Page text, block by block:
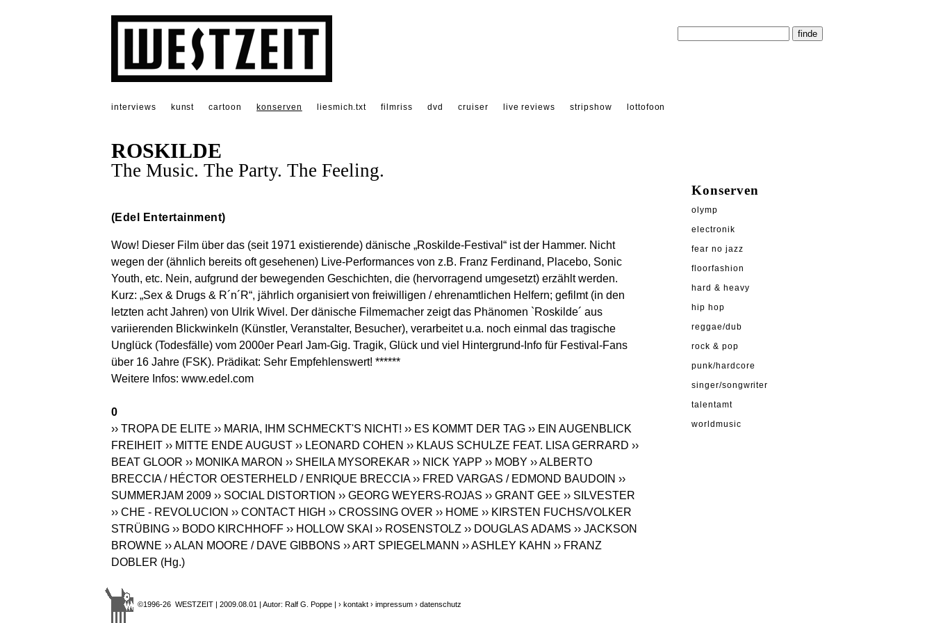
interviews kunst cartoon konserven liesmich.txt filmriss dvd cruiser live reviews stripshow lottofoon
ROSKILDE
The Music. The Party. The Feeling.
(Edel Entertainment)
Wow! Dieser Film über das (seit 1971 existierende) dänische „Roskilde-Festival“ ist der Hammer. Nicht
wegen der (ähnlich bereits oft gesehenen) Live-Performances von z.B. Franz Ferdinand, Placebo, Sonic
Youth, etc. Nein, aufgrund der bewegenden Geschichten, die (hervorragend umgesetzt) erzählt werden.
Kurz: „Sex & Drugs & R´n´R“, jährlich organisiert von freiwilligen / ehrenamtlichen Helfern; gefilmt (in den
letzten acht Jahren) von Ulrik Wivel. Der dänische Filmemacher zeigt das Phänomen `Roskilde´ aus
variierenden Blickwinkeln (Künstler, Veranstalter, Besucher), verarbeitet u.a. noch einmal das tragische
Unglück (Todesfälle) vom 2000er Pearl Jam-Gig. Tragik, Glück und viel Hintergrund-Info für Festival-Fans
über 16 Jahre (FSK). Prädikat: Sehr Empfehlenswert! ******
Weitere Infos: www.edel.com
0
›› TROPA DE ELITE ›› MARIA, IHM SCHMECKT'S NICHT! ›› ES KOMMT DER TAG ›› EIN AUGENBLICK
FREIHEIT ›› MITTE ENDE AUGUST ›› LEONARD COHEN ›› KLAUS SCHULZE FEAT. LISA GERRARD ››
BEAT GLOOR ›› MONIKA MARON ›› SHEILA MYSOREKAR ›› NICK YAPP ›› MOBY ›› ALBERTO
BRECCIA / HÉCTOR OESTERHELD / ENRIQUE BRECCIA ›› FRED VARGAS / EDMOND BAUDOIN ››
SUMMERJAM 2009 ›› SOCIAL DISTORTION ›› GEORG WEYERS-ROJAS ›› GRANT GEE ›› SILVESTER
›› CHE - REVOLUCION ›› CONTACT HIGH ›› CROSSING OVER ›› HOME ›› KIRSTEN FUCHS/VOLKER
STRÜBING ›› BODO KIRCHHOFF ›› HOLLOW SKAI ›› ROSENSTOLZ ›› DOUGLAS ADAMS ›› JACKSON
BROWNE ›› ALAN MOORE / DAVE GIBBONS ›› ART SPIEGELMANN ›› ASHLEY KAHN ›› FRANZ
DOBLER (Hg.)
©1996-26 WESTZEIT | 2009.08.01 | Autor: Ralf G. Poppe | › kontakt › impressum › datenschutz
Konserven
olymp
electronik
fear no jazz
floorfashion
hard & heavy
hip hop
reggae/dub
rock & pop
punk/hardcore
singer/songwriter
talentamt
worldmusic